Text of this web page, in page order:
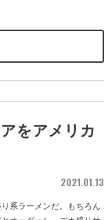
をアメリカ
2021.01.13
系ラーメンだ。もちろん